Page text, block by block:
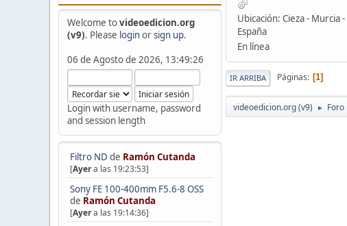
Welcome tovideoedicion.org
(v9). Please loginorsign up.
06 de Agosto de 2026, 13:49:26
Login with username, password
and session length
Filtro ND de Ramón Cutanda
[Ayera las 19:23:53]
Sony FE 100-400mm F5.6-8 OSS
de Ramón Cutanda
[Ayera las 19:14:36]
Ubicación: Cieza - Murcia -
España
En línea
IR ARRIBA Páginas 1
videoedicion.org (v9) ► Foro